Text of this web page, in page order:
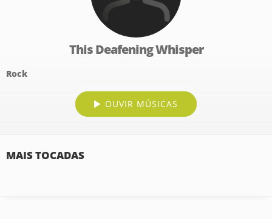
This Deafening Whisper
Rock
OUVIR MÚSICAS
MAIS TOCADAS